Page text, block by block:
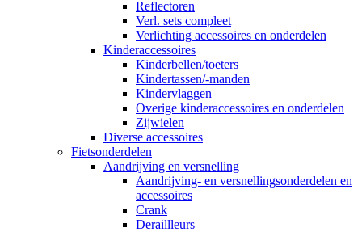
Reflectoren
Verl. sets compleet
Verlichting accessoires en onderdelen
Kinderaccessoires
Kinderbellen/toeters
Kindertassen/-manden
Kindervlaggen
Overige kinderaccessoires en onderdelen
Zijwielen
Diverse accessoires
Fietsonderdelen
Aandrijving en versnelling
Aandrijving- en versnellingsonderdelen en
accessoires
Crank
Deraillleurs